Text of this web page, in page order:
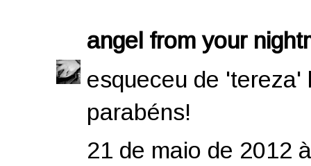
angel from your
esqueceu de 'tereza'
parabéns!
21 de maio de 2012